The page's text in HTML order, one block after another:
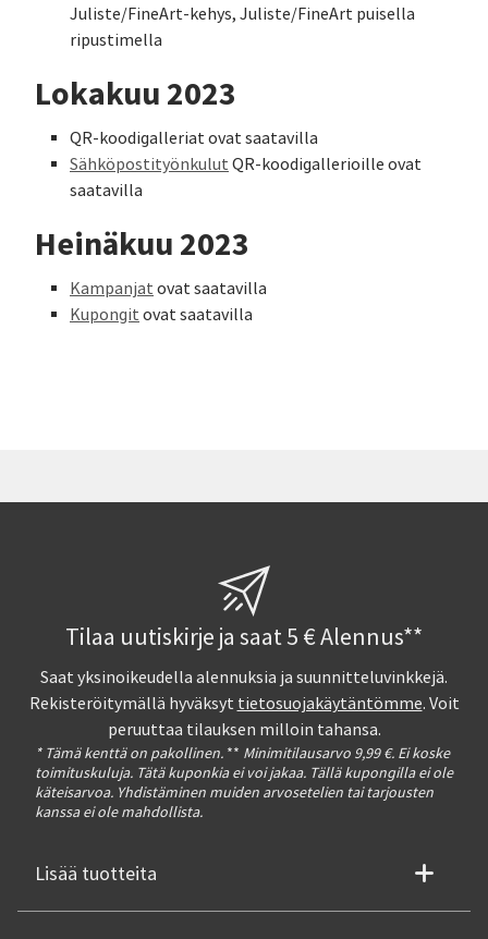
Juliste/FineArt-kehys, Juliste/FineArt puisella
ripustimella
Lokakuu 2023
QR-koodigalleriat ovat saatavilla
Sähköpostityönkulut QR-koodigallerioille ovat
saatavilla
Heinäkuu 2023
Kampanjat ovat saatavilla
Kupongit ovat saatavilla
Tilaa uutiskirje ja saat 5 € Alennus**
Saat yksinoikeudella alennuksia ja suunnitteluvinkkejä.
Rekisteröitymällä hyväksyt tietosuojakäytäntömme. Voit
peruuttaa tilauksen milloin tahansa.
* Tämä kenttä on pakollinen. ** Minimitilausarvo 9,99 €. Ei koske
toimituskuluja. Tätä kuponkia ei voi jakaa. Tällä kupongilla ei ole
käteisarvoa. Yhdistäminen muiden arvosetelien tai tarjousten
kanssa ei ole mahdollista.
Lisää tuotteita